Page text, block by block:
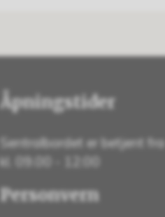
Åpningstider
Sentralbordet er betjent fra
kl. 09.00 - 12:00
Personvern